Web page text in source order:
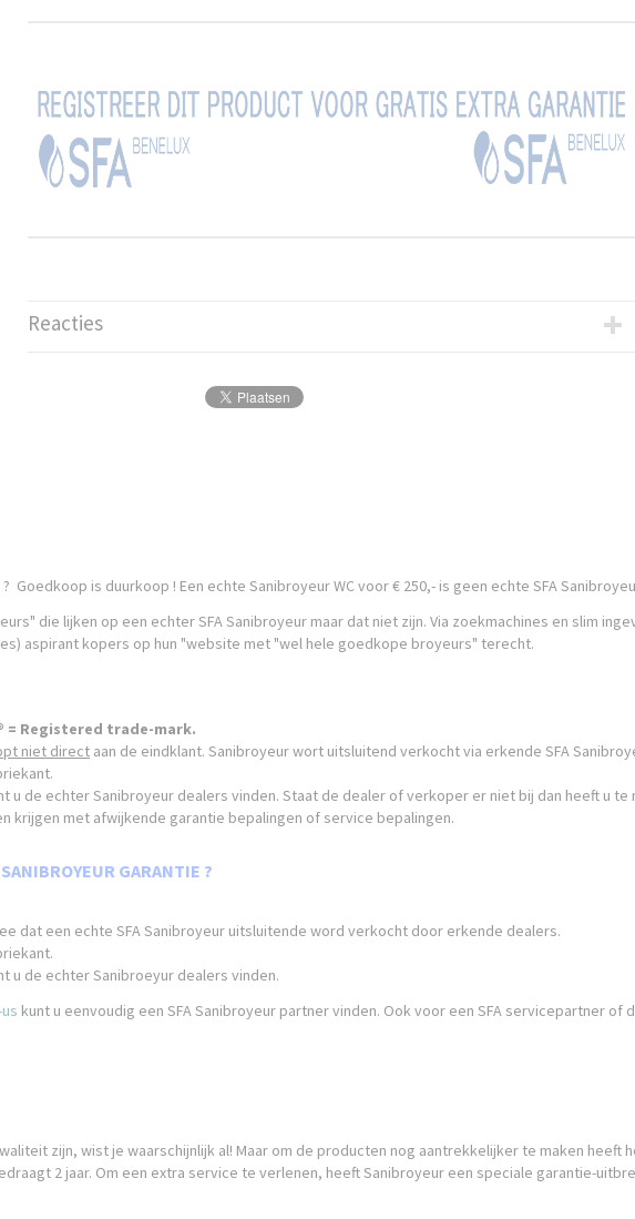
Reacties
Goedkoop is duurkoop ! Een echte Sanibroyeur WC voor € 250,- is geen echte SFA
die lijken op een echter SFA Sanibroyeur maar dat niet zijn. Via zoekmachines en slim
aspirant kopers op hun "website met "wel hele goedkope broyeurs" terecht.
= Registered trade-mark.
niet direct aan de eindklant. Sanibroyeur wort uitsluitend verkocht via erkende SFA
u de echter Sanibroyeur dealers vinden. Staat de dealer of verkoper er niet bij dan heeft u
krijgen met afwijkende garantie bepalingen of service bepalingen.
GARANTIE ?
dat een echte SFA Sanibroyeur uitsluitende word verkocht door erkende dealers.
u de echter Sanibroeyur dealers vinden.
kunt u eenvoudig een SFA Sanibroyeur partner vinden. Ook voor een SFA servicepartner of
zijn, wist je waarschijnlijk al! Maar om de producten nog aantrekkelijker te maken heeft
2 jaar. Om een extra service te verlenen, heeft Sanibroyeur een speciale garantie-